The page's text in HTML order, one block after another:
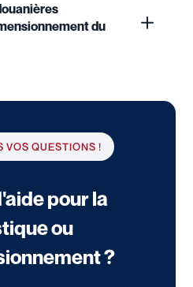
du
VOS QUESTIONS !
pour la
ou
?